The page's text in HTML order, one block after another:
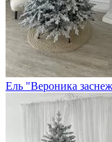
Ель "Вероника